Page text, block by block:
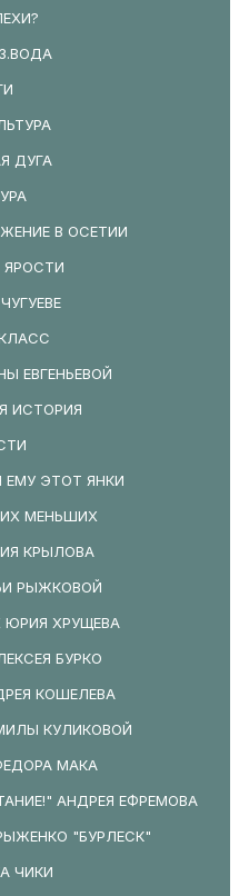
ДУГА
В ОСЕТИИ
ЯРОСТИ
ЕВГЕНЬЕВОЙ
ИСТОРИЯ
ЭТОТ ЯНКИ
МЕНЬШИХ
КРЫЛОВА
РЫЖКОВОЙ
ЮРИЯ ХРУЩЕВА
БУРКО
КОШЕЛЕВА
КУЛИКОВОЙ
МАКА
АНДРЕЯ ЕФРЕМОВА
"БУРЛЕСК"
ЧИКИ